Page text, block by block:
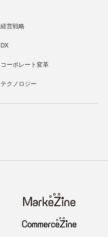
経営戦略
DX
コーポレート変革
テクノロジー